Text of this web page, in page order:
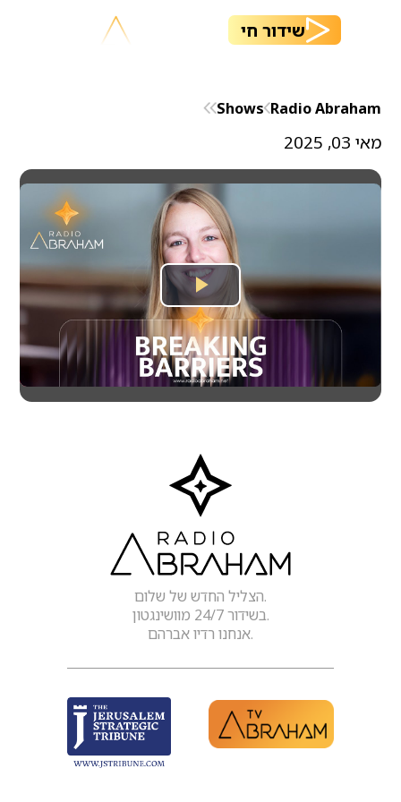
שידור חי
Radio Abraham
Shows
Play
Video
מאי 03, 2025
הצליל החדש של שלום.
בשידור 24/7 מוושינגטון.
אנחנו רדיו אברהם.